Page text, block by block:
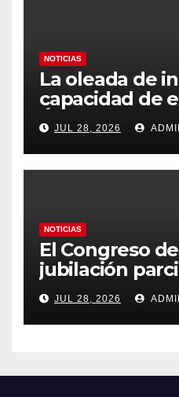
NOTICIAS
La oleada de
capacidad de
Ávila y al oeste
obliga a
emergencia
JUL 28, 2026
NOTICIAS
El Congreso
jubilación
trabajadores
sector público
JUL 28, 2026